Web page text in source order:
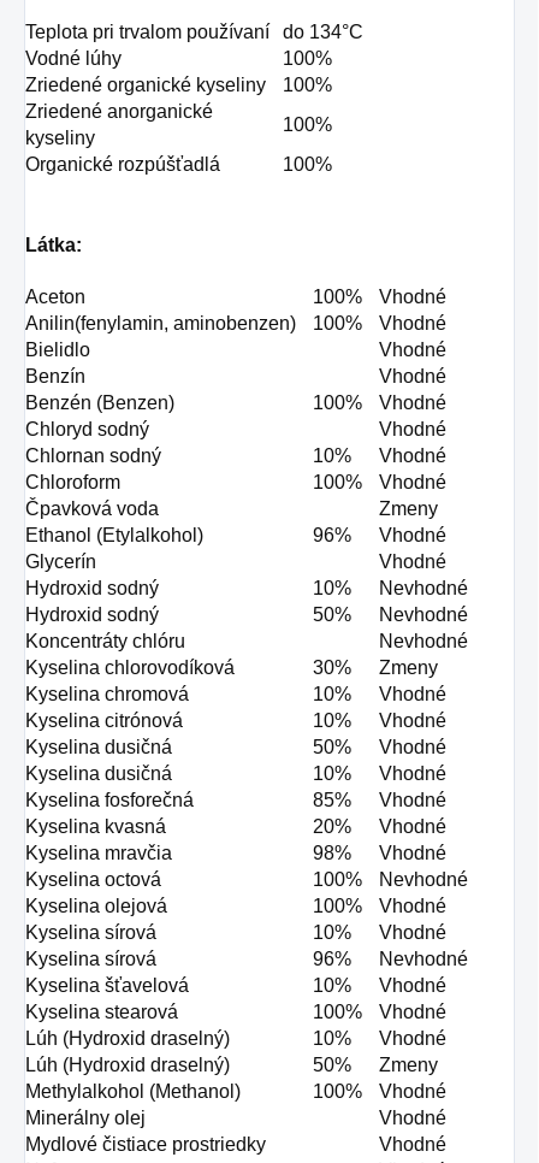
Teplota pri trvalom používaní
do 134°C
Vodné lúhy
100%
Zriedené organické kyseliny
100%
Zriedené anorganické
kyseliny
100%
Organické rozpúšťadlá
100%
Látka:
Aceton 100%
Vhodné
Anilin(fenylamin, aminobenzen)
100%
Vhodné
Bielidlo
Vhodné
Benzín
Vhodné
Benzén (Benzen)
100%
Vhodné
Chloryd sodný
Vhodné
Chlornan sodný
10%
Vhodné
Chloroform
100%
Vhodné
Čpavková voda
Zmeny
Ethanol (Etylalkohol)
96%
Vhodné
Glycerín
Vhodné
Hydroxid sodný
10%
Nevhodné
Hydroxid sodný
50%
Nevhodné
Koncentráty chlóru
Nevhodné
Kyselina chlorovodíková
30%
Zmeny
Kyselina chromová
10%
Vhodné
Kyselina citrónová
10%
Vhodné
Kyselina dusičná
50%
Vhodné
Kyselina dusičná
10%
Vhodné
Kyselina fosforečná
85%
Vhodné
Kyselina kvasná
20%
Vhodné
Kyselina mravčia
98%
Vhodné
Kyselina octová
100%
Nevhodné
Kyselina olejová
100%
Vhodné
Kyselina sírová
10%
Vhodné
Kyselina sírová
96%
Nevhodné
Kyselina šťavelová
10%
Vhodné
Kyselina stearová
100%
Vhodné
Lúh (Hydroxid draselný)
10%
Vhodné
Lúh (Hydroxid draselný)
50%
Zmeny
Methylalkohol (Methanol)
100%
Vhodné
Minerálny olej
Vhodné
Mydlové čistiace prostriedky
Vhodné